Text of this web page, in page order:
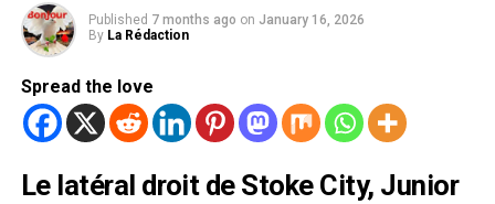
Published 7 months ago on January 16, 2026
By La Rédaction
Spread the love
Le latéral droit de Stoke City, Junior